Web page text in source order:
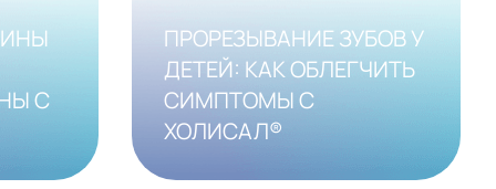
С
ПРОРЕЗЫВАНИЕ ЗУБОВ У
ДЕТЕЙ: КАК ОБЛЕГЧИТЬ
СИМПТОМЫ С
ХОЛИСАЛ®